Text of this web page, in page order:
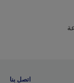
اتصل بنا